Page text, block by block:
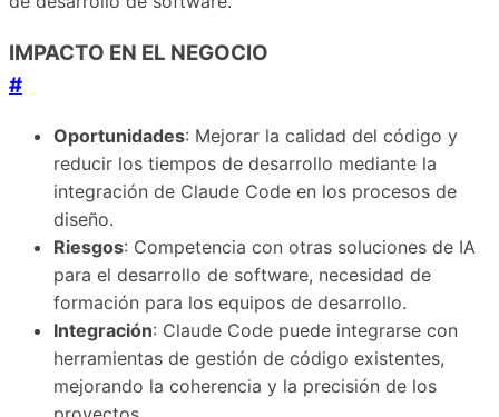
IMPACTO EN EL NEGOCIO
#
Oportunidades: Mejorar la calidad del código y
reducir los tiempos de desarrollo mediante la
integración de Claude Code en los procesos de
diseño.
Riesgos: Competencia con otras soluciones de IA
para el desarrollo de software, necesidad de
formación para los equipos de desarrollo.
Integración: Claude Code puede integrarse con
herramientas de gestión de código existentes,
mejorando la coherencia y la precisión de los